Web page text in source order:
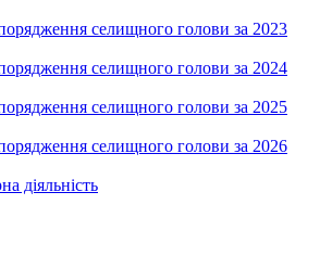
селищного голови за 2023
селищного голови за 2024
селищного голови за 2025
селищного голови за 2026
діяльність